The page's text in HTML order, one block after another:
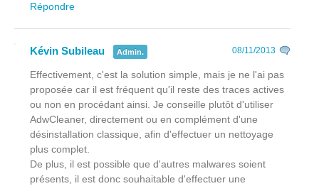
Répondre
Kévin Subileau Admin. 08/11/2013
Effectivement, c'est la solution simple, mais je ne l'ai pas
proposée car il est fréquent qu'il reste des traces actives
ou non en procédant ainsi. Je conseille plutôt d'utiliser
AdwCleaner, directement ou en complément d'une
désinstallation classique, afin d'effectuer un nettoyage
plus complet.
De plus, il est possible que d'autres malwares soient
présents, il est donc souhaitable d'effectuer une